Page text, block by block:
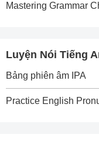
Mastering Grammar
Luyện Nói Tiếng
Bảng phiên âm IPA
Practice English